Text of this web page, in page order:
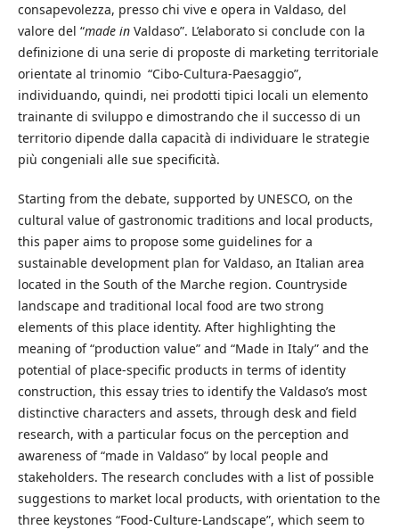
consapevolezza, presso chi vive e opera in Valdaso, del
valore del “made in Valdaso”. L’elaborato si conclude con la
definizione di una serie di proposte di marketing territoriale
orientate al trinomio “Cibo-Cultura-Paesaggio”,
individuando, quindi, nei prodotti tipici locali un elemento
trainante di sviluppo e dimostrando che il successo di un
territorio dipende dalla capacità di individuare le strategie
più congeniali alle sue specificità.
Starting from the debate, supported by UNESCO, on the
cultural value of gastronomic traditions and local products,
this paper aims to propose some guidelines for a
sustainable development plan for Valdaso, an Italian area
located in the South of the Marche region. Countryside
landscape and traditional local food are two strong
elements of this place identity. After highlighting the
meaning of “production value” and “Made in Italy” and the
potential of place-specific products in terms of identity
construction, this essay tries to identify the Valdaso’s most
distinctive characters and assets, through desk and field
research, with a particular focus on the perception and
awareness of “made in Valdaso” by local people and
stakeholders. The research concludes with a list of possible
suggestions to market local products, with orientation to the
three keystones “Food-Culture-Landscape”, which seem to